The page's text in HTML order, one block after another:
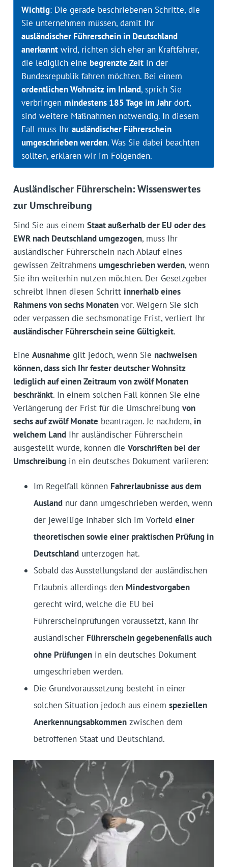
Wichtig: Die gerade beschriebenen Schritte, die
Sie unternehmen müssen, damit Ihr
ausländischer Führerschein in Deutschland
anerkanntwird, richten sich eher an Kraftfahrer,
die lediglich eine begrenzte Zeitin der
Bundesrepublik fahren möchten. Bei einem
ordentlichen Wohnsitz im Inland, sprich Sie
verbringen mindestens 185 Tage im Jahrdort,
sind weitere Maßnahmen notwendig. In diesem
Fall muss Ihr ausländischer Führerschein
umgeschrieben werden. Was Sie dabei beachten
sollten, erklären wir im Folgenden.
Ausländischer Führerschein: Wissenswertes
zur Umschreibung
Sind Sie aus einem Staat außerhalb der EU oder des
EWR nach Deutschland umgezogen, muss Ihr
ausländischer Führerschein nach Ablauf eines
gewissen Zeitrahmens umgeschrieben werden, wenn
Sie ihn weiterhin nutzen möchten. Der Gesetzgeber
schreibt Ihnen diesen Schritt innerhalb eines
Rahmens von sechs Monatenvor. Weigern Sie sich
oder verpassen die sechsmonatige Frist, verliert Ihr
ausländischer Führerschein seine Gültigkeit.
Eine Ausnahme gilt jedoch, wenn Sie nachweisen
können, dass sich Ihr fester deutscher Wohnsitz
lediglich auf einen Zeitraum von zwölf Monaten
beschränkt. In einem solchen Fall können Sie eine
Verlängerung der Frist für die Umschreibung von
sechs auf zwölf Monate beantragen. Je nachdem, in
welchem LandIhr ausländischer Führerschein
ausgestellt wurde, können die Vorschriften bei der
Umschreibungin ein deutsches Dokument variieren:
Im Regelfall können Fahrerlaubnisse aus dem
Auslandnur dann umgeschrieben werden, wenn
der jeweilige Inhaber sich im Vorfeld einer
theoretischen sowie einer praktischen Prüfung in
Deutschlandunterzogen hat.
Sobald das Ausstellungsland der ausländischen
Erlaubnis allerdings den Mindestvorgaben
gerecht wird, welche die EU bei
Führerscheinprüfungen voraussetzt, kann Ihr
ausländischer Führerschein gegebenenfalls auch
ohne Prüfungenin ein deutsches Dokument
umgeschrieben werden.
Die Grundvoraussetzung besteht in einer
solchen Situation jedoch aus einem speziellen
Anerkennungsabkommenzwischen dem
betroffenen Staat und Deutschland.